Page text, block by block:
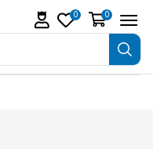
0 0